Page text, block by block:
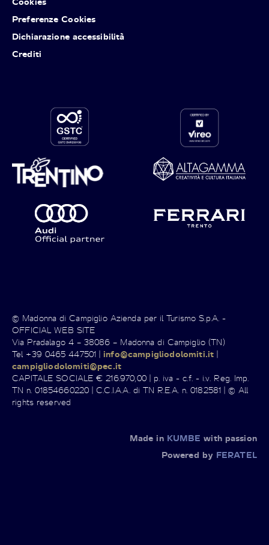
Preferenze Cookies
Dichiarazione accessibilità
Crediti
© Madonna di Campiglio Azienda per il Turismo S.p.A. -
OFFICIAL WEB SITE
Via Pradalago 4 – 38086 – Madonna di Campiglio (TN)
Tel +39 0465 447501 |info@campigliodolomiti.it |
campigliodolomiti@pec.it
CAPITALE SOCIALE € 216.970,00 | p. iva - c.f. - i.v. Reg. Imp.
TN n. 01854660220 | C.C.I.A.A. di TN R.E.A. n. 0182581 | © All
rights reserved
Made in KUMBE with passion
Powered by FERATEL